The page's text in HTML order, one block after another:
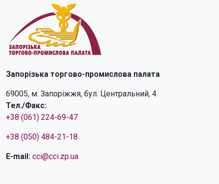
Запорізька торгово-промислова палата
69005, м. Запоріжжя, бул. Центральний, 4
Тел./Факс:
+38 (061) 224-69-47
+38 (050) 484-21-18
E-mail: cci@cci.zp.ua